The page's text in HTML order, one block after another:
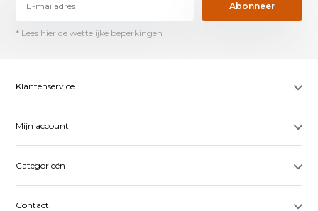
Abonneer
* Lees hier de wettelijke beperkingen
Klantenservice
Mijn account
Categorieën
Contact